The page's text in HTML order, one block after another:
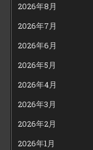
2026年8月
2026年7月
2026年6月
2026年5月
2026年4月
2026年3月
2026年2月
2026年1月